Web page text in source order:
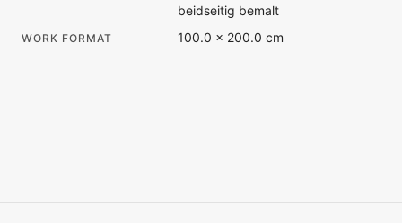
beidseitig bemalt
WORK FORMAT 100.0 × 200.0 cm